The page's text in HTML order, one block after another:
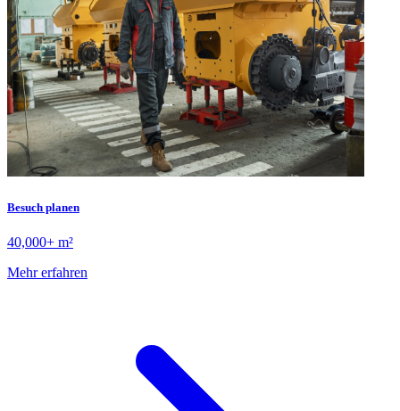
Besuch planen
40,000+ m²
Mehr erfahren